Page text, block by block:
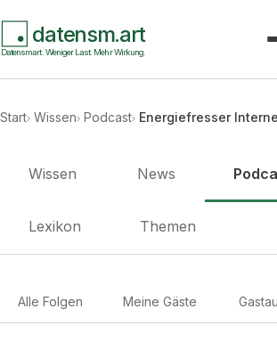
datensm.art
Datensmart. Weniger Last. Mehr Wirkung.
Start Wissen Podcast Energiefresser
Wissen News
Lexikon Themen
Alle Folgen Meine Gäste